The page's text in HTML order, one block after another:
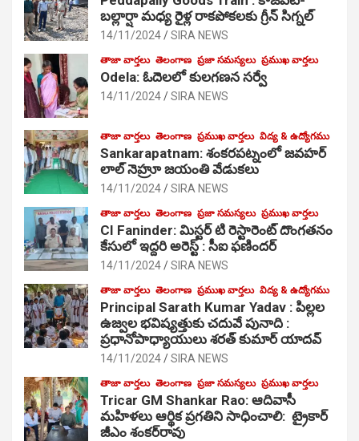
బల్లార్షా మధ్య రైళ్ల రాకపోకలకు గ్రీన్ సిగ్నల్
14/11/2024 SIRA NEWS
తాజా వార్తలు తెలంగాణ ప్రజా సమస్యలు ప్రముఖ వార్తలు
Odela: ఓదెలలో కులగణన సర్వే
14/11/2024 SIRA NEWS
తాజా వార్తలు తెలంగాణ ప్రముఖ వార్తలు విద్య & ఉద్యోగము
Sankarapatnam: శంకరపట్నంలో జవహర్
లాల్ నెహ్రూ జయంతి వేడుకలు
14/11/2024 SIRA NEWS
తాజా వార్తలు తెలంగాణ ప్రజా సమస్యలు ప్రముఖ వార్తలు
CI Faninder: మిస్టర్ టి రెస్టారెంట్ దొంగతనం
కేసులో ఇద్దరి అరెస్ట్ : సీఐ ఫణిందర్
14/11/2024 SIRA NEWS
తాజా వార్తలు తెలంగాణ ప్రముఖ వార్తలు విద్య & ఉద్యోగము
Principal Sarath Kumar Yadav : పిల్లల
ఉజ్వల భవిష్యత్తుకు చదువే పునాది :
ప్రధానోపాధ్యాయులు శరత్ కుమార్ యాదవ్
14/11/2024 SIRA NEWS
తాజా వార్తలు తెలంగాణ ప్రజా సమస్యలు ప్రముఖ వార్తలు
Tricar GM Shankar Rao: ఆదివాసీ
మహిళలు ఆర్థిక ప్రగతిని సాధించాలి: ట్రైకార్
జీఎం శంకర్‌రావు